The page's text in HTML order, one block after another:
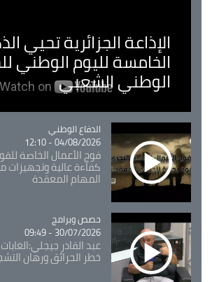
الإذاعة الجزائرية تحيي
الخامسة لليوم الوطني
الوطني الشعبي
Catégorie
الدفاع الوطني
04/08/2026 - 12:10
فوج الأعمال الخاصة
كفاءة عالية وتجهيزات
المهام المعقدة
Catégorie
حصص وبرامج
30/07/2026 - 09:49
عبد القادر جيجلي:الغابات
خطر الحرائق ورهان